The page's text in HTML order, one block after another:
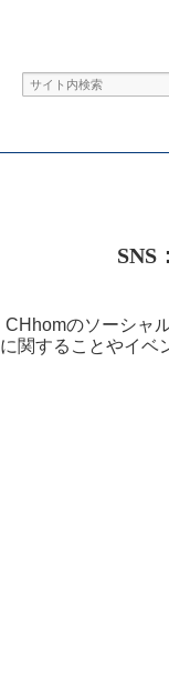
SNS
CHhomのソーシャ
に関することやイベ